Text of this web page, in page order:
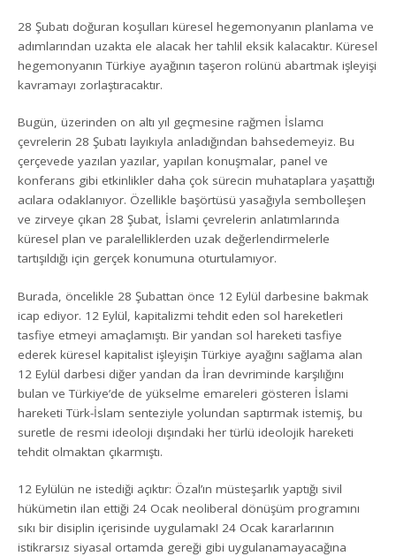
28 Şubatı doğuran koşulları küresel hegemonyanın planlama ve
adımlarından uzakta ele alacak her tahlil eksik kalacaktır. Küresel
hegemonyanın Türkiye ayağının taşeron rolünü abartmak işleyişi
kavramayı zorlaştıracaktır.
Bugün, üzerinden on altı yıl geçmesine rağmen İslamcı
çevrelerin 28 Şubatı layıkıyla anladığından bahsedemeyiz. Bu
çerçevede yazılan yazılar, yapılan konuşmalar, panel ve
konferans gibi etkinlikler daha çok sürecin muhataplara yaşattığı
acılara odaklanıyor. Özellikle başörtüsü yasağıyla sembolleşen
ve zirveye çıkan 28 Şubat, İslami çevrelerin anlatımlarında
küresel plan ve paralelliklerden uzak değerlendirmelerle
tartışıldığı için gerçek konumuna oturtulamıyor.
Burada, öncelikle 28 Şubattan önce 12 Eylül darbesine bakmak
icap ediyor. 12 Eylül, kapitalizmi tehdit eden sol hareketleri
tasfiye etmeyi amaçlamıştı. Bir yandan sol hareketi tasfiye
ederek küresel kapitalist işleyişin Türkiye ayağını sağlama alan
12 Eylül darbesi diğer yandan da İran devriminde karşılığını
bulan ve Türkiye’de de yükselme emareleri gösteren İslami
hareketi Türk-İslam senteziyle yolundan saptırmak istemiş, bu
suretle de resmi ideoloji dışındaki her türlü ideolojik hareketi
tehdit olmaktan çıkarmıştı.
12 Eylülün ne istediği açıktır: Özal’ın müsteşarlık yaptığı sivil
hükümetin ilan ettiği 24 Ocak neoliberal dönüşüm programını
sıkı bir disiplin içerisinde uygulamak! 24 Ocak kararlarının
istikrarsız siyasal ortamda gereği gibi uygulanamayacağına